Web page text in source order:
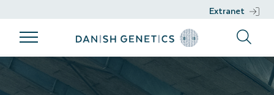
Extranet
Productos
Productos
Programa de
cría
Trabajo
genético
Apoyo
Apoyo
Filosofía de cría